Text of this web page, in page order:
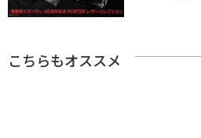
こちらもオススメ